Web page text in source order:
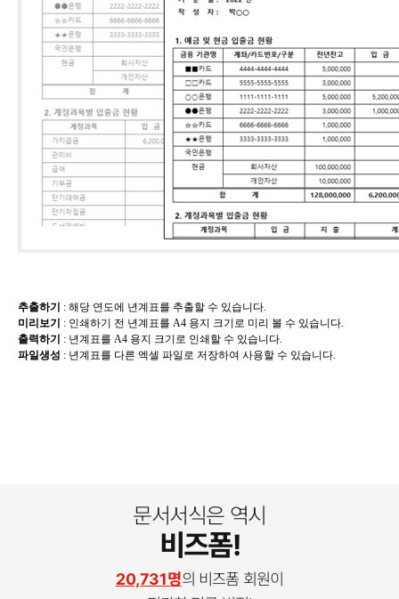
추출하기 ​: 해당 연도에 년계표를 추출할 수 있습니다.
미리보기 ​: 인쇄하기 전 년계표를 A4 용지 크기로 미리 볼 수 있습니다.
출력하기 ​: 년계표를 A4 용지 크기로 인쇄할 수 있습니다.
파일생성 ​: 년계표를 다른 엑셀 파일로 저장하여 사용할 수 있습니다.
문서서식은 역시
비즈폼!
20,731명의 비즈폼 회원이